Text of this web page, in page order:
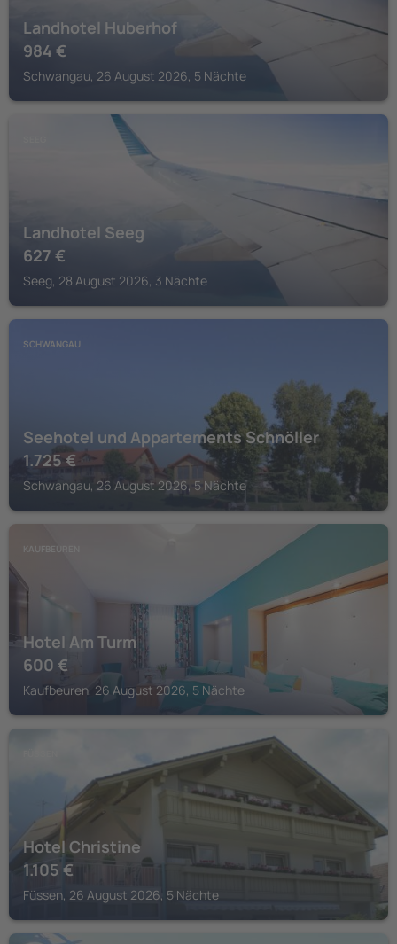
Landhotel Huberhof
984 €
Schwangau, 26 August 2026, 5 Nächte
Landhotel Seeg
627 €
Seeg, 28 August 2026, 3 Nächte
SCHWANGAU
Seehotel und Appartements Schnöller
1.725 €
Schwangau, 26 August 2026, 5 Nächte
KAUFBEUREN
Hotel Am Turm
600 €
Kaufbeuren, 26 August 2026, 5 Nächte
Hotel Christine
1.105 €
Füssen, 26 August 2026, 5 Nächte